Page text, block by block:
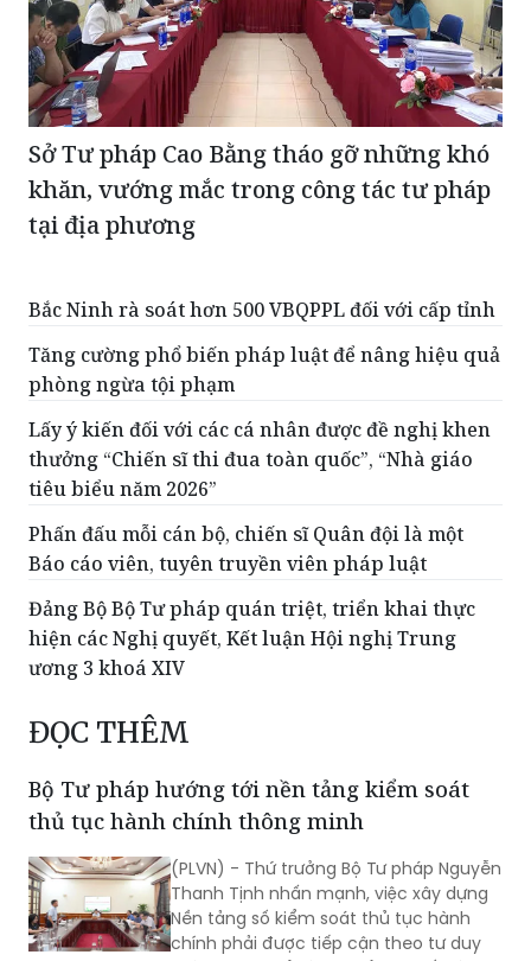
Sở Tư pháp Cao Bằng tháo gỡ những khó
khăn, vướng mắc trong công tác tư pháp
tại địa phương
Bắc Ninh rà soát hơn 500 VBQPPL đối với cấp tỉnh
Tăng cường phổ biến pháp luật để nâng hiệu quả
phòng ngừa tội phạm
Lấy ý kiến đối với các cá nhân được đề nghị khen
thưởng “Chiến sĩ thi đua toàn quốc”, “Nhà giáo
tiêu biểu năm 2026”
Phấn đấu mỗi cán bộ, chiến sĩ Quân đội là một
Báo cáo viên, tuyên truyền viên pháp luật
Đảng Bộ Bộ Tư pháp quán triệt, triển khai thực
hiện các Nghị quyết, Kết luận Hội nghị Trung
ương 3 khoá XIV
ĐỌC THÊM
Bộ Tư pháp hướng tới nền tảng kiểm soát
thủ tục hành chính thông minh
(PLVN) - Thứ trưởng Bộ Tư pháp Nguyễn
Thanh Tịnh nhấn mạnh, việc xây dựng
Nền tảng số kiểm soát thủ tục hành
chính phải được tiếp cận theo tư duy